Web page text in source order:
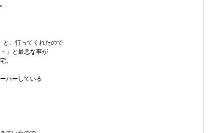
と、行ってくれたので
」と最悪な事が
。
ハーしている